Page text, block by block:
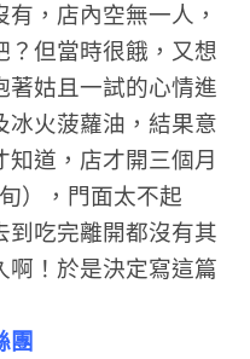
，店內空無一人，
？但當時很餓，又想
著姑且一試的心情進
冰火菠蘿油，結果意
道，店才開三個月
），門面太不起
到吃完離開都沒有其
啊！於是決定寫這篇
團